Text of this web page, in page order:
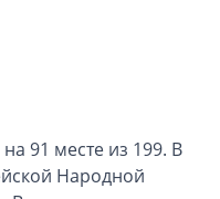
91 месте из 199. В
Народной